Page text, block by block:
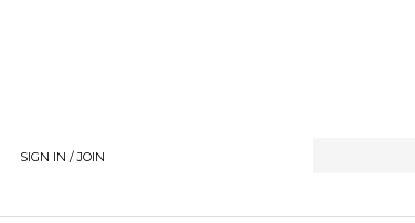
SIGN IN / JOIN